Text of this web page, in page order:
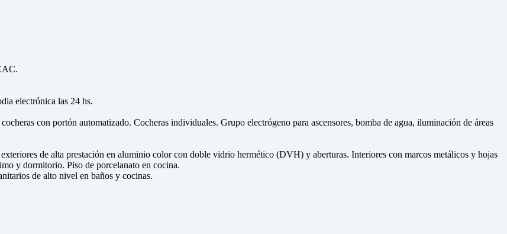
electrónica las 24 hs.
con portón automatizado. Cocheras individuales. Grupo electrógeno para ascensores, bomba de agua, iluminación de áreas
de alta prestación en aluminio color con doble vidrio hermético (DVH) y aberturas. Interiores con marcos metálicos y hojas
y dormitorio. Piso de porcelanato en cocina.
de alto nivel en baños y cocinas.